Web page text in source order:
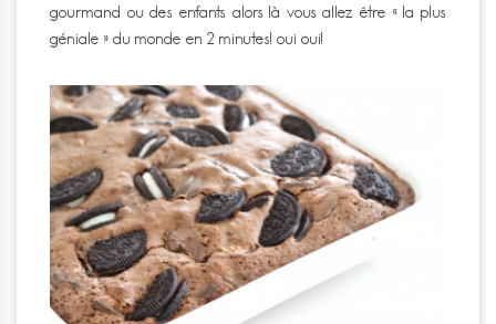
gourmand ou des enfants alors là vous allez être « la plus
géniale » du monde en 2 minutes! oui oui!